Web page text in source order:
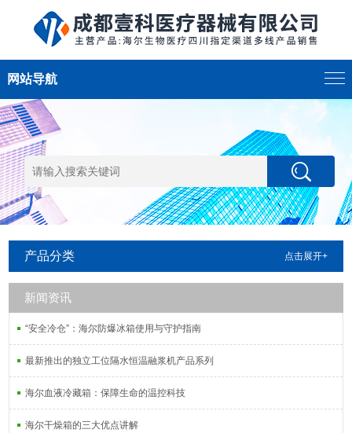
网站导航
产品分类 点击展开+
新闻资讯
“安全冷仓”：海尔防爆冰箱使用与守护指南
最新推出的独立工位隔水恒温融浆机产品系列
海尔血液冷藏箱：保障生命的温控科技
海尔干燥箱的三大优点讲解